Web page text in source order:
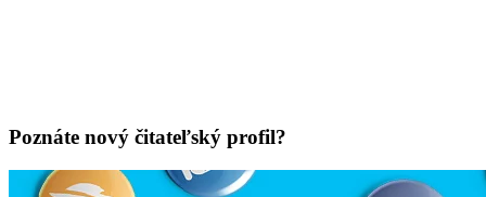
Poznáte nový čitateľský profil?